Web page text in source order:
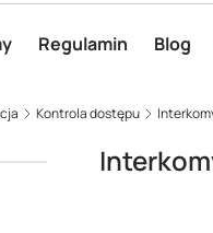
Regulamin Blog
Kontrola dostępu